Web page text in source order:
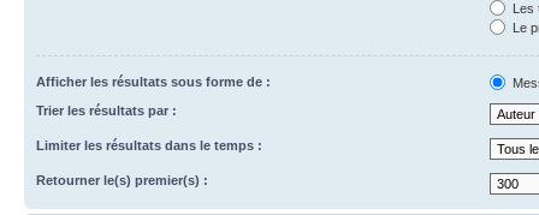
Les
Le
Afficher les résultats sous forme de :
Trier les résultats par :
Limiter les résultats dans le temps :
Retourner le(s) premier(s) :